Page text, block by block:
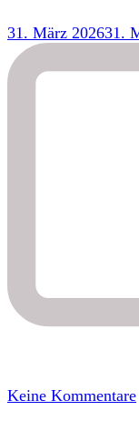
31. März 202631.
Keine Kommentare